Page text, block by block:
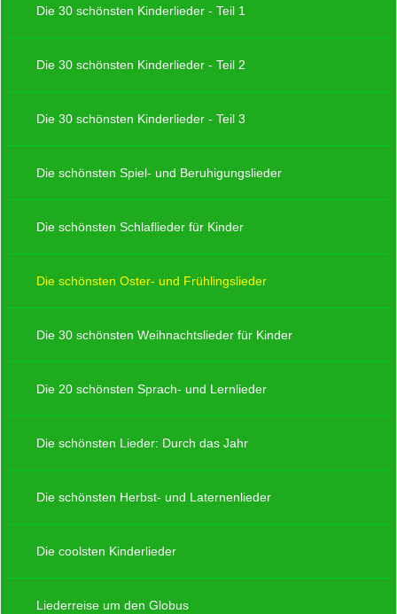
Die 30 schönsten Kinderlieder - Teil 1
Die 30 schönsten Kinderlieder - Teil 2
Die 30 schönsten Kinderlieder - Teil 3
Die schönsten Spiel- und Beruhigungslieder
Die schönsten Schlaflieder für Kinder
Die schönsten Oster- und Frühlingslieder
Die 30 schönsten Weihnachtslieder für Kinder
Die 20 schönsten Sprach- und Lernlieder
Die schönsten Lieder: Durch das Jahr
Die schönsten Herbst- und Laternenlieder
Die coolsten Kinderlieder
Liederreise um den Globus